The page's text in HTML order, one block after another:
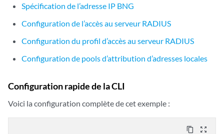
Spécification de l’adresse IP BNG
Configuration de l’accès au serveur RADIUS
Configuration du profil d’accès au serveur RADIUS
Configuration de pools d’attribution d’adresses locales
Configuration rapide de la CLI
Voici la configuration complète de cet exemple :
content_copy zoom_out_map